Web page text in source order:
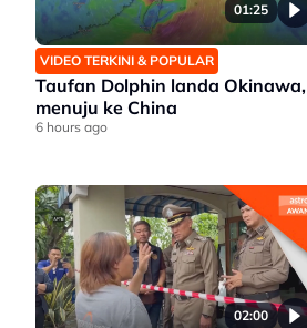
01:25
VIDEO TERKINI & POPULAR
Taufan Dolphin landa Okinawa,
menuju ke China
6 hours ago
02:00